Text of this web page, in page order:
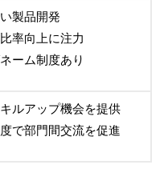
製品開発
率向上に注力
ーム制度あり
ルアップ機会を提供
で部門間交流を促進